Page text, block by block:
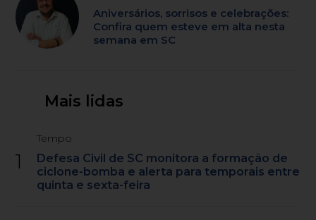
Aniversários, sorrisos e celebrações:
Confira quem esteve em alta nesta
semana em SC
Mais lidas
1
Tempo
Defesa Civil de SC monitora a formação de
ciclone-bomba e alerta para temporais entre
quinta e sexta-feira